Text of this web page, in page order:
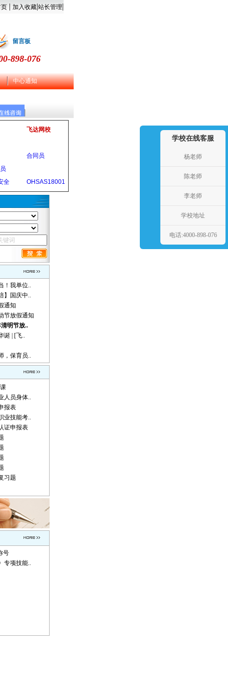
| 加入收藏|站长管理|
留言板
898-076
中心通知
飞达网校
合同员
全 OHSAS18001
！我单位..
】国庆中..
通知
节放假通知
明节放..
诞 | [飞..
，保育员..
人员身体..
报表
业技能考..
证申报表
习题
号
专项技能..
学校在线客服
杨老师
陈老师
李老师
学校地址
电话:4000-898-076